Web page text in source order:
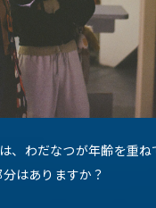
、わだなつが年齢を重
はありますか？